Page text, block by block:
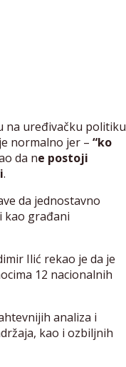
na uređivačku politiku
normalno jer – “ko
da ne postoji
.
da jednostavno
kao građani
Ilić rekao je da je
12 nacionalnih
analiza i
kao i ozbiljnih